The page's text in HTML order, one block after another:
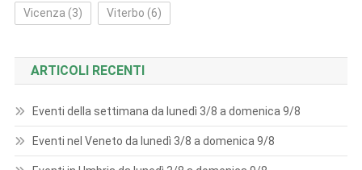
Vicenza (3) Viterbo (6)
ARTICOLI RECENTI
Eventi della settimana da lunedì 3/8 a domenica 9/8
Eventi nel Veneto da lunedì 3/8 a domenica 9/8